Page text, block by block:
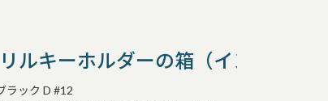
ルキーホルダーの箱（インロー式
ラック D #12